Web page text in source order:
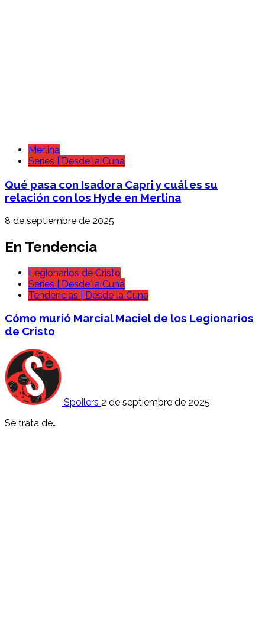
Merlina
Series | Desde la Cuna
Qué pasa con Isadora Capri y cuál es su
relación con los Hyde en Merlina
8 de septiembre de 2025
En Tendencia
Legionarios de Cristo
Series | Desde la Cuna
Tendencias | Desde la Cuna
Cómo murió Marcial Maciel de los Legionarios
de Cristo
Spoilers 2 de septiembre de 2025
Se trata de…